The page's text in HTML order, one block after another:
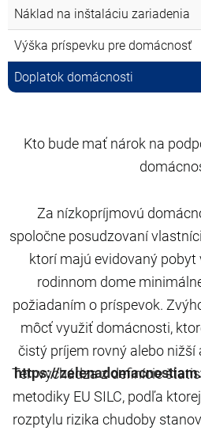
Náklad na inštaláciu zariadenia
Výška príspevku pre domácnosť
Doplatok domácnosti
Kto bude mať nárok na
Za nízkopríjmovú
spoločne posudzovaní
ktorí majú evidovaný
rodinnom dome
požiadaním o príspevok.
môcť využiť domácnosti,
čistý príjem rovný alebo nižší
Ten vychádza z definície
metodiky EU SILC, podľa
rozptylu rizika chudoby
https://